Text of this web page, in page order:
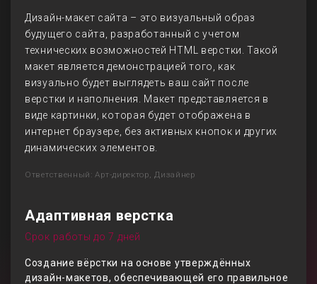
Дизайн-макет сайта – это визуальный образ
будущего сайта, разработанный с учетом
технических возможностей HTML верстки. Такой
макет является демонстрацией того, как
визуально будет выглядеть ваш сайт после
верстки и наполнения. Макет представляется в
виде картинки, которая будет отображена в
интернет браузере, без активных кнопок и других
динамических элементов.
Ответственный: Арт-директор, Дизайнер
Адаптивная верстка
Срок работы до 7 дней
Создание вёрстки на основе утверждённых
дизайн-макетов, обеспечивающей его правильное